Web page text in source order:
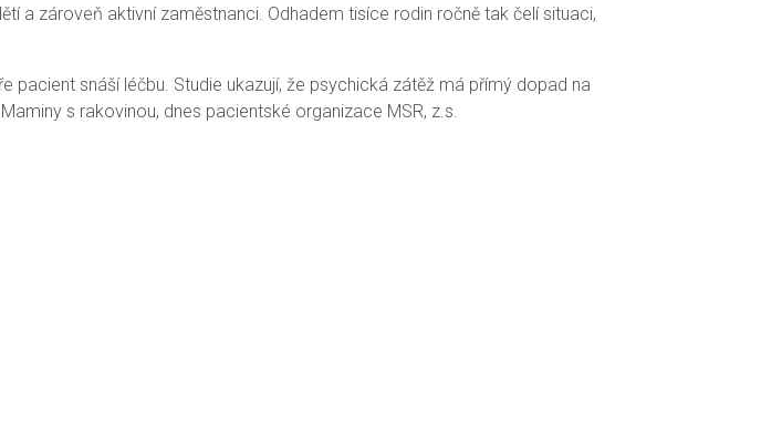
a zároveň aktivní zaměstnanci. Odhadem tisíce rodin ročně tak čelí situaci,
pacient snáší léčbu. Studie ukazují, že psychická zátěž má přímý dopad na
s rakovinou, dnes pacientské organizace MSR, z.s.